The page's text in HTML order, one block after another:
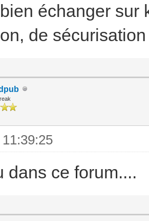
échanger sur
de
dans ce forum....